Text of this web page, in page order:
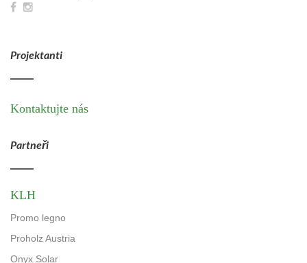
Projektanti
Kontaktujte nás
Partneři
KLH
Promo legno
Proholz Austria
Onyx Solar